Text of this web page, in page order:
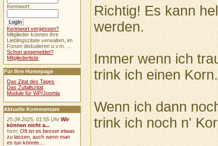
Richtig! Es kann
werden.
Immer wenn ich
trink ich einen Korn.
Wenn ich dann
trink ich noch n'
Kennwort:
Kennwort vergessen?
Mitglieder können ihre
Lieblingszitate verwalten, im
Forum diskutieren u.v.m. ...
Schon angemeldet?
Mitgliederliste
Für Ihre Homepage
Das Zitat des Tages
Das Zufallszitat
Module für WP/Joomla
Aktuelle Kommentare
25.09.2025, 01:55 Uhr Wir
können nicht a...
hsm:Oft ist es besser etwas
zu lassen, auch wenn man
es tun könnte....